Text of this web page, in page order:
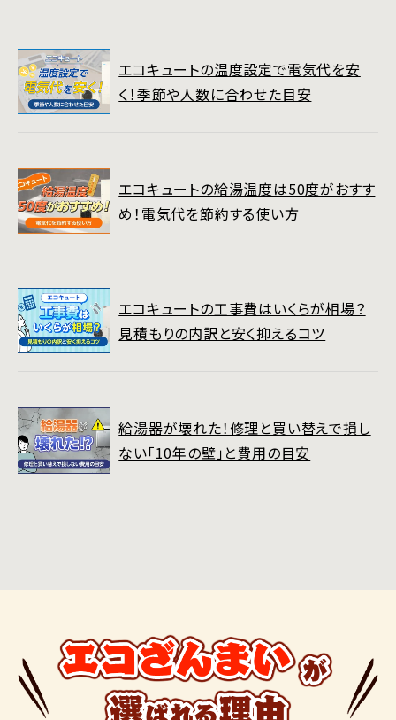
エコキュートの温度設定で電気代を安
く！季節や人数に合わせた目安
エコキュートの給湯温度は50度がおすす
め！電気代を節約する使い方
エコキュートの工事費はいくらが相場？
見積もりの内訳と安く抑えるコツ
給湯器が壊れた！修理と買い替えで損し
ない「10年の壁」と費用の目安